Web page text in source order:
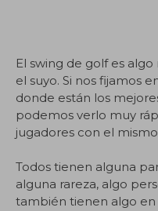
El swing de golf es
el suyo. Si nos fijamos
donde están los
podemos verlo muy
jugadores con el
Todos tienen alguna
alguna rareza, algo
también tienen algo